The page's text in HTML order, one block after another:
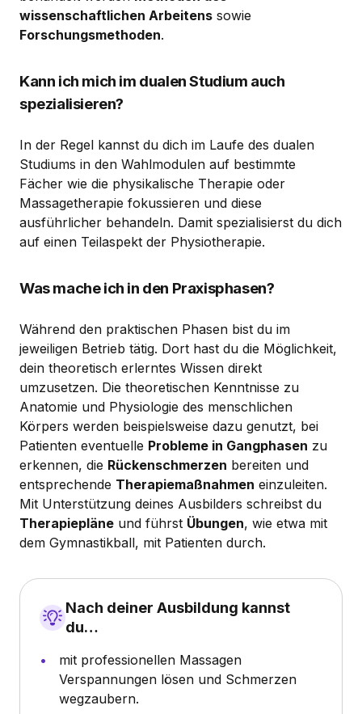
wissenschaftlichen Arbeitens sowie
Forschungsmethoden.
Kann ich mich im dualen Studium auch
spezialisieren?
In der Regel kannst du dich im Laufe des dualen
Studiums in den Wahlmodulen auf bestimmte
Fächer wie die physikalische Therapie oder
Massagetherapie fokussieren und diese
ausführlicher behandeln. Damit spezialisierst du dich
auf einen Teilaspekt der Physiotherapie.
Was mache ich in den Praxisphasen?
Während den praktischen Phasen bist du im
jeweiligen Betrieb tätig. Dort hast du die Möglichkeit,
dein theoretisch erlerntes Wissen direkt
umzusetzen. Die theoretischen Kenntnisse zu
Anatomie und Physiologie des menschlichen
Körpers werden beispielsweise dazu genutzt, bei
Patienten eventuelle Probleme in Gangphasen zu
erkennen, die Rückenschmerzen bereiten und
entsprechende Therapiemaßnahmen einzuleiten.
Mit Unterstützung deines Ausbilders schreibst du
Therapiepläne und führst Übungen, wie etwa mit
dem Gymnastikball, mit Patienten durch.
Nach deiner Ausbildung kannst
du…
mit professionellen Massagen
Verspannungen lösen und Schmerzen
wegzaubern.